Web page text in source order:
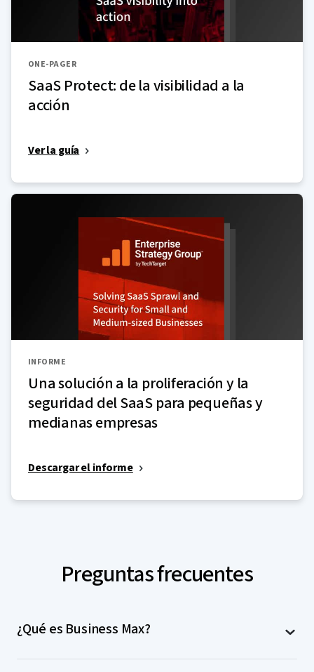
ONE-PAGER
SaaS Protect: de la visibilidad a la
acción
Ver la guía
INFORME
Una solución a la proliferación y la
seguridad del SaaS para pequeñas y
medianas empresas
Descargar el informe
Preguntas frecuentes
¿Qué es Business Max?